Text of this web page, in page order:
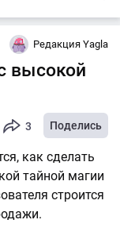
Редакция Yagla
высокой
3 Поделись
как сделать
тайной магии
строится